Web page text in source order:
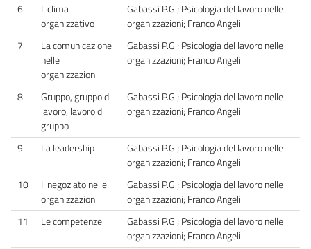
6
Il clima
organizzativo
Gabassi P.G.; Psicologia del lavoro nelle
organizzazioni; Franco Angeli
7
La comunicazione
nelle
organizzazioni
Gabassi P.G.; Psicologia del lavoro nelle
organizzazioni; Franco Angeli
8
Gruppo, gruppo di
lavoro, lavoro di
gruppo
Gabassi P.G.; Psicologia del lavoro nelle
organizzazioni; Franco Angeli
9 La leadership
Gabassi P.G.; Psicologia del lavoro nelle
organizzazioni; Franco Angeli
10
Il negoziato nelle
organizzazioni
Gabassi P.G.; Psicologia del lavoro nelle
organizzazioni; Franco Angeli
11
Le competenze
Gabassi P.G.; Psicologia del lavoro nelle
organizzazioni; Franco Angeli